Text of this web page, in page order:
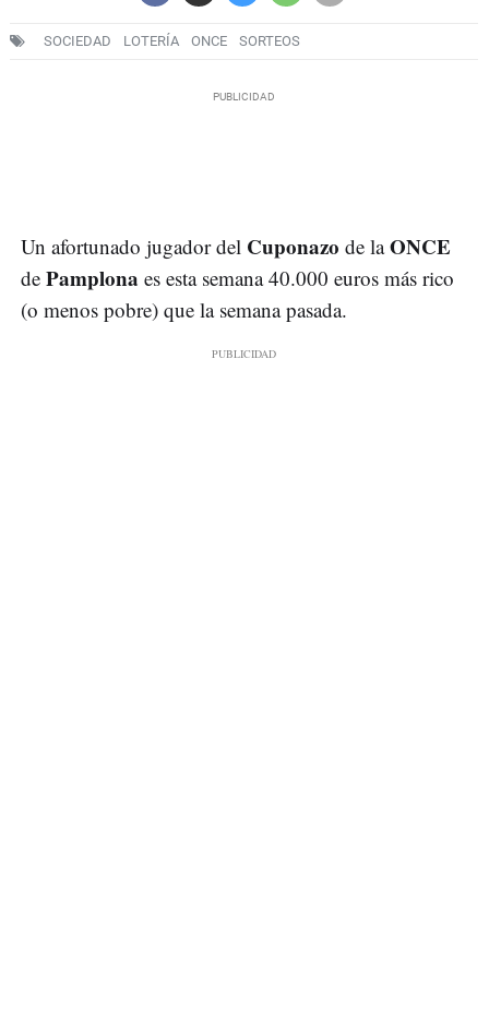
SOCIEDAD LOTERÍA ONCE SORTEOS
Un afortunado jugador del Cuponazo de laONCE
de Pamplona es esta semana 40.000 euros más rico
(o menos pobre) que la semana pasada.